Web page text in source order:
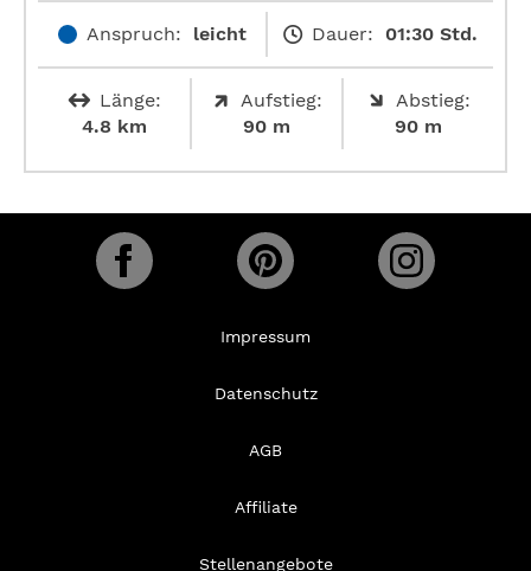
Anspruch: leicht Dauer: 01:30 Std.
Länge:
4.8 km
Aufstieg:
90 m
Abstieg:
90 m
Impressum
Datenschutz
AGB
Affiliate
Stellenangebote